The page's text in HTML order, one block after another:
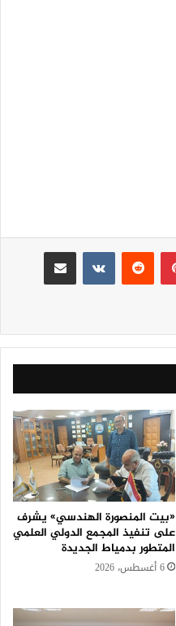
بينتيريست
«بيت المنصورة الهندسي» يشرف
على تنفيذ المجمع الدولي العلمي
المتطور بدمياط الجديدة
6 أغسطس، 2026